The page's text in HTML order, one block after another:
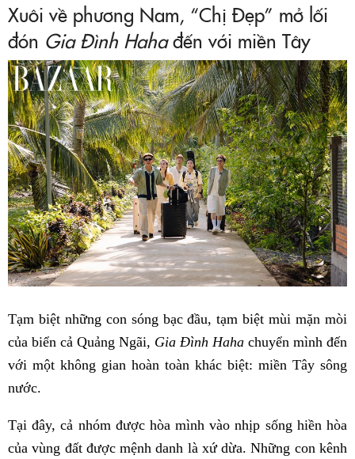
Xuôi về phương Nam, “Chị Đẹp” mở lối
đón Gia Đình Hahađến với miền Tây
Tạm biệt những con sóng bạc đầu, tạm biệt mùi mặn mòi
của biển cả Quảng Ngãi, Gia Đình Haha chuyển mình đến
với một không gian hoàn toàn khác biệt: miền Tây sông
nước.
Tại đây, cả nhóm được hòa mình vào nhịp sống hiền hòa
của vùng đất được mệnh danh là xứ dừa. Những con kênh